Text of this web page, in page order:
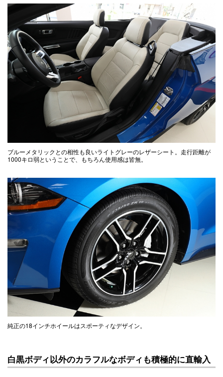
ブルーメタリックとの相性も良いライトグレーのレザーシート。走行距離が
1000キロ弱ということで、もちろん使用感は皆無。
純正の18インチホイールはスポーティなデザイン。
白黒ボディ以外のカラフルなボディも積極的に直輸入